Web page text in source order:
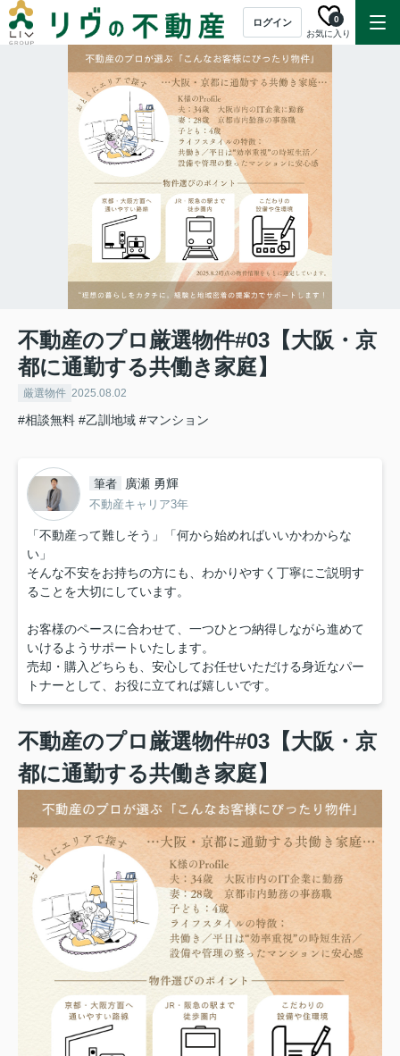
ログイン
お気に入り
0
不動産のプロ厳選物件#03【大阪・京
都に通勤する共働き家庭】
厳選物件 2025.08.02
#相談無料 #乙訓地域 #マンション
筆者 廣瀬 勇輝
不動産キャリア3年
「不動産って難しそう」「何から始めればいいかわからな
い」
そんな不安をお持ちの方にも、わかりやすく丁寧にご説明す
ることを大切にしています。
お客様のペースに合わせて、一つひとつ納得しながら進めて
いけるようサポートいたします。
売却・購入どちらも、安心してお任せいただける身近なパー
トナーとして、お役に立てれば嬉しいです。
不動産のプロ厳選物件#03【大阪・京
都に通勤する共働き家庭】